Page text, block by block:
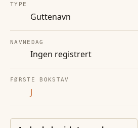
TYPE
Guttenavn
NAVNEDAG
Ingen registrert
FØRSTE BOKSTAV
J